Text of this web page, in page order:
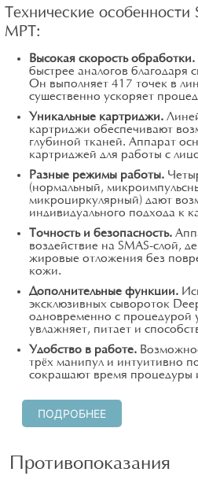
Технические
MPT:
Высокая скорость обработки.
быстрее аналогов благодаря
Он выполняет 417 точек в
существенно ускоряет
Уникальные картриджи.
картриджи обеспечивают
глубиной тканей. Аппарат
картриджей для работы с
Разные режимы работы.
(нормальный,
микроциркулярный) дают
индивидуального подхода к
Точность и безопасность.
воздействие на SMAS-слой,
жировые отложения без
кожи.
Дополнительные функции.
эксклюзивных сывороток
одновременно с процедурой
увлажняет, питает и
Удобство в работе.
трёх манипул и интуитивно
сокращают время
ПОДРОБНЕЕ
Противопоказания